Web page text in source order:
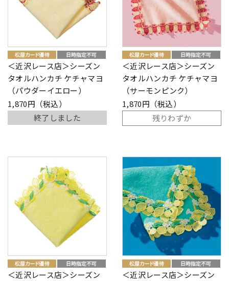
＜近沢レース店＞シーズン
タオルハンカチ ケチャマヨ
（パウダーイエロー）
1,870円（税込）
終了しました
＜近沢レース店＞シーズン
タオルハンカチ ケチャマヨ
（サーモンピンク）
1,870円（税込）
残りわずか
＜近沢レース店＞シーズン
＜近沢レース店＞シーズン